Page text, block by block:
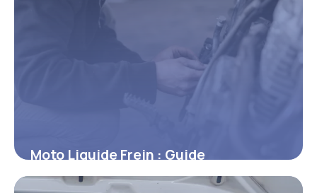
Moto Liquide Frein : Guide
Changement 2026